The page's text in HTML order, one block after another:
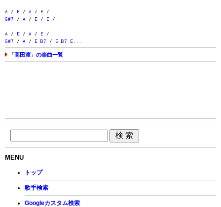
A / E / A / E /
G#7 / A / E / E /
A / E / A / E /
G#7 / A / E B7 / E B7 E
「高田渡」の楽曲一覧
MENU
トップ
歌手検索
Googleカスタム検索